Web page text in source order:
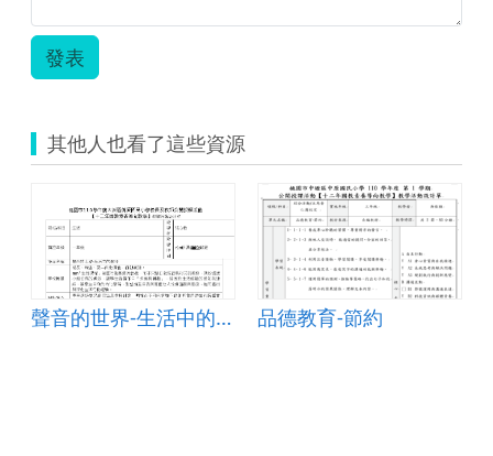
發表
其他人也看了這些資源
聲音的世界-生活中的聲音 品德教育-節約